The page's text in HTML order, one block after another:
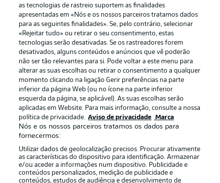
Publicidade Avisos legais
Gerir preferências Aviso de privacidade
Emissoras
Trabalhe conosco Marca
Contato Jogadores
as tecnologias de rastreio suportem as finalidades
apresentadas em «Nós e os nossos parceiros tratamos dados
para as seguintes finalidades». Se, pelo contrário, selecionar
«Rejeitar tudo» ou retirar o seu consentimento, estas
tecnologias serão desativadas. Se os rastreadores forem
desativados, alguns conteúdos e anúncios que vê poderão
não ser tão relevantes para si. Pode voltar a este menu para
alterar as suas escolhas ou retirar o consentimento a qualquer
momento clicando na ligação Gerir preferências na parte
inferior da página Web (ou no ícone na parte inferior
esquerda da página, se aplicável). As suas escolhas serão
aplicadas em Website. Para mais informação, consulte a nossa
política de privacidade. Aviso de privacidade Marca
Nós e os nossos parceiros tratamos os dados para
fornecermos:
Utilizar dados de geolocalização precisos. Procurar ativamente
as características do dispositivo para identificação. Armazenar
e/ou aceder a informações num dispositivo. Publicidade e
conteúdos personalizados, medição de publicidade e
conteúdos, estudos de audiência e desenvolvimento de